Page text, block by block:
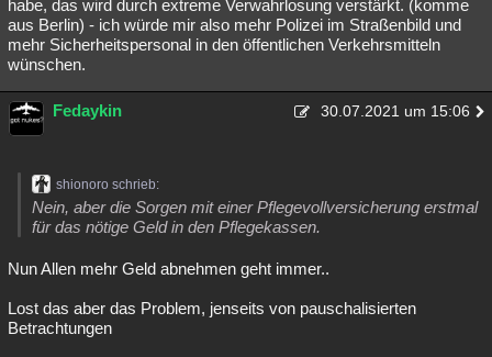
habe, das wird durch extreme Verwahrlosung verstärkt. (komme
aus Berlin) - ich würde mir also mehr Polizei im Straßenbild und
mehr Sicherheitspersonal in den öffentlichen Verkehrsmitteln
wünschen.
Fedaykin 30.07.2021 um 15:06
shionoro schrieb:
Nein, aber die Sorgen mit einer Pflegevollversicherung erstmal
für das nötige Geld in den Pflegekassen.
Nun Allen mehr Geld abnehmen geht immer..
Lost das aber das Problem, jenseits von pauschalisierten
Betrachtungen